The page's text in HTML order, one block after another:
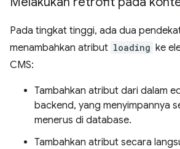
Pada tingkat tinggi, ada dua
menambahkan atribut loading ke
CMS:
Tambahkan atribut dari dalam
backend, yang menyimpannya
menerus di database.
Tambahkan atribut secara